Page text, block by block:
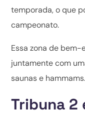
temporada, o que
campeonato.
Essa zona de
juntamente com
saunas e hammams.
Tribuna 2